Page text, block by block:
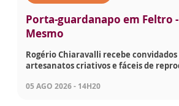
Porta-guardanapo em Feltro -
Mesmo
Rogério Chiaravalli recebe
artesanatos criativos e fáceis de
05 AGO 2026 - 14H20